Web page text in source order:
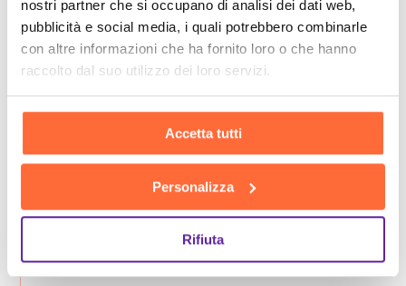
nostri partner che si occupano di analisi dei dati web,
pubblicità e social media, i quali potrebbero combinarle
con altre informazioni che ha fornito loro o che hanno
raccolto dal suo utilizzo dei loro servizi.
Accetta tutti
Personalizza
Rifiuta